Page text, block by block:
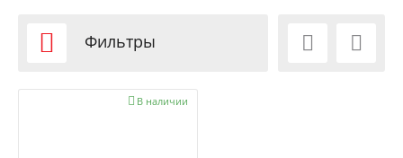
 Фильтры  
В наличии
